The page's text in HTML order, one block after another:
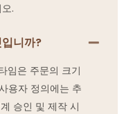
.
니까?
임은 주문의 크기
용자 정의에는 추
승인 및 제작 시